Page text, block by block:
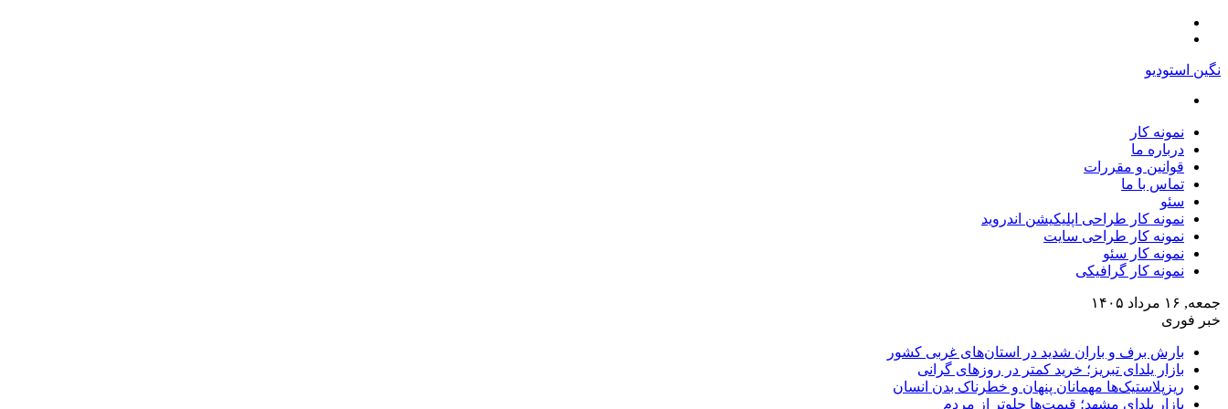
نگین استودیو
نمونه کار
درباره ما
قوانین و مقررات
تماس با ما
سئو
نمونه کار طراحی اپلیکیشن اندروید
نمونه کار طراحی سایت
نمونه کار سئو
نمونه کار گرافیکی
جمعه, ۱۶ مرداد ۱۴۰۵
خبر فوری
بارش برف و باران شدید در استان‌های غربی کشور
بازار یلدای تبریز؛ خرید کمتر در روزهای گرانی
ریزپلاستیک‌ها مهمانان پنهان و خطرناک بدن انسان
بازار یلدای مشهد؛ قیمت‌ها جلوتر از مردم